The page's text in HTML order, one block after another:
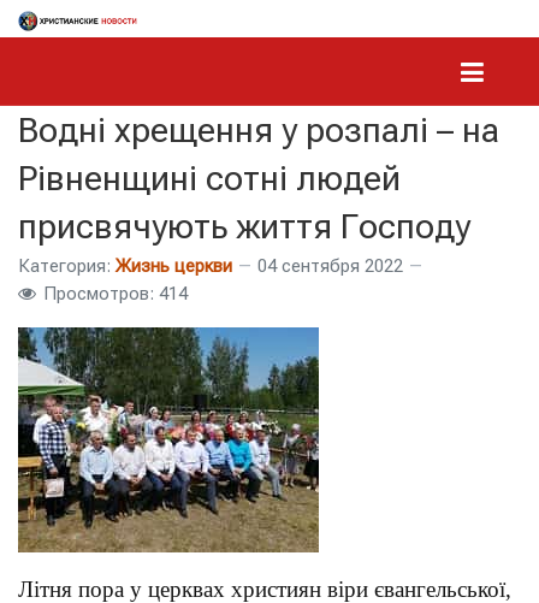
Водні хрещення у розпалі – на
Рівненщині сотні людей
присвячують життя Господу
Категория: Жизнь церкви
04 сентября 2022
Просмотров: 414
Літня пора у церквах християн віри євангельської,